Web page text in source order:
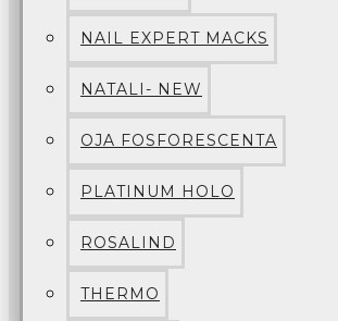
NAIL EXPERT MACKS
NATALI- NEW
OJA FOSFORESCENTA
PLATINUM HOLO
ROSALIND
THERMO